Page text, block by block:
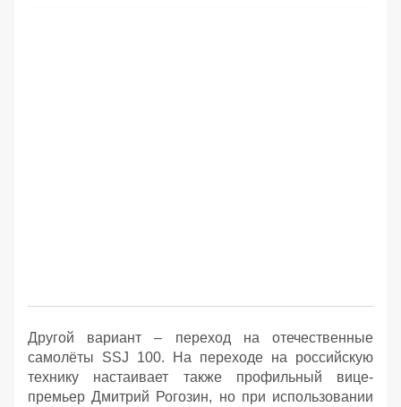
Другой вариант – переход на отечественные
самолёты SSJ 100. На переходе на российскую
технику настаивает также профильный вице-
премьер Дмитрий Рогозин, но при использовании